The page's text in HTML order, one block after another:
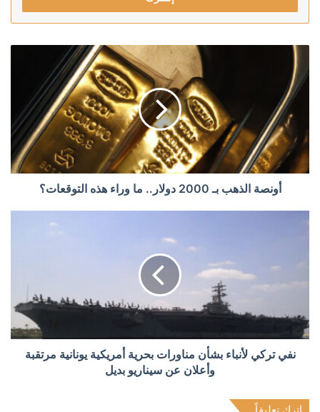
أونصة الذهب بـ 2000 دولار.. ما وراء هذه التوقعات؟
نفي تركي لأنباء بشأن مناورات بحرية أمريكية يونانية مرتقبة
وأعلان عن سيناريو بديل